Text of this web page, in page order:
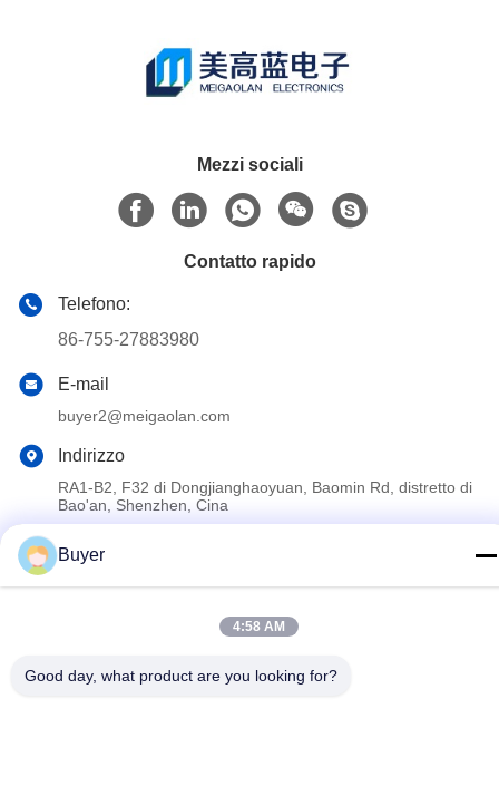
Mezzi sociali
Contatto rapido
Telefono:
86-755-27883980
E-mail
buyer2@meigaolan.com
Indirizzo
RA1-B2, F32 di Dongjianghaoyuan, Baomin Rd, distretto di
Bao'an, Shenzhen, Cina
2026 Shenzhen Meigaolan Electronic Instrument Co. Ltd Tutti i
Buyer
4:58 AM
Good day, what product are you looking for?